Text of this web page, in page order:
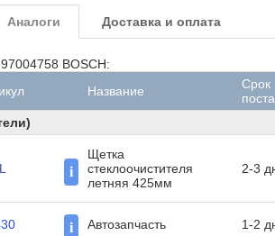
Аналоги Доставка и оплата
BOSCH:
Название
Срок
i
Щетка
стеклоочистителя
летняя 425мм
2-3
i Автозапчасть 1-2